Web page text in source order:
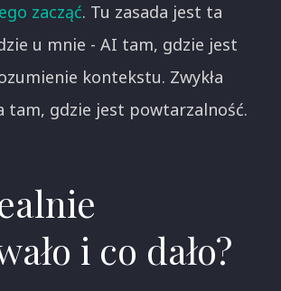
zacząć. Tu zasada jest ta
u mnie - AI tam, gdzie jest
kontekstu. Zwykła
tam, gdzie jest powtarzalność.
i co dało?